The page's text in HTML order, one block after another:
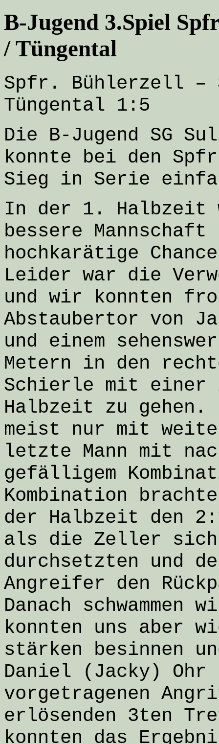
B-Jugend 3.Spiel
/ Tüngental
Spfr. Bühlerzell –
Tüngental 1:5
Die B-Jugend SG
konnte bei den
Sieg in Serie
In der 1. Halbzeit
bessere Mannschaft
hochkarätige
Leider war die
und wir konnten
Abstaubertor von
und einem
Metern in den
Schierle mit einer
Halbzeit zu
meist nur mit
letzte Mann mit
gefälligem
Kombination
der Halbzeit den
als die Zeller
durchsetzten und
Angreifer den
Danach
konnten uns aber
stärken besinnen
Daniel (Jacky) Ohr
vorgetragenen
erlösenden 3ten
konnten das